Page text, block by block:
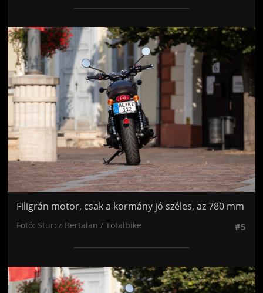
Jön még kép!
Filigrán motor, csak a kormány jó széles, az 780 mm
Fotó: Sturcz Bertalan / Totalbike #5
Jön még kép!